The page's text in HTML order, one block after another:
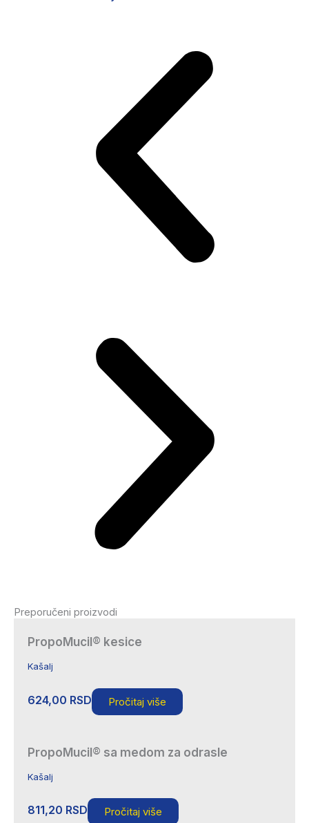
Preporučeni proizvodi
PropoMucil® kesice
Kašalj
624,00 RSD Pročitaj više
PropoMucil® sa medom za odrasle
Kašalj
811,20 RSD Pročitaj više